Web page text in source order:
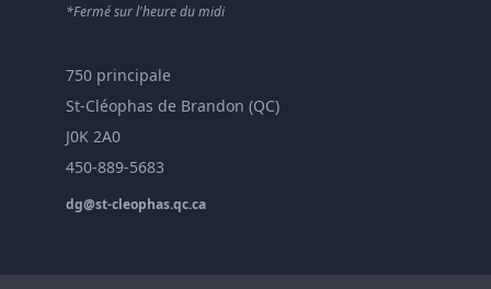
*Fermé sur l'heure du midi
750 principale
St-Cléophas de Brandon (QC)
J0K 2A0
450-889-5683
dg@st-cleophas.qc.ca